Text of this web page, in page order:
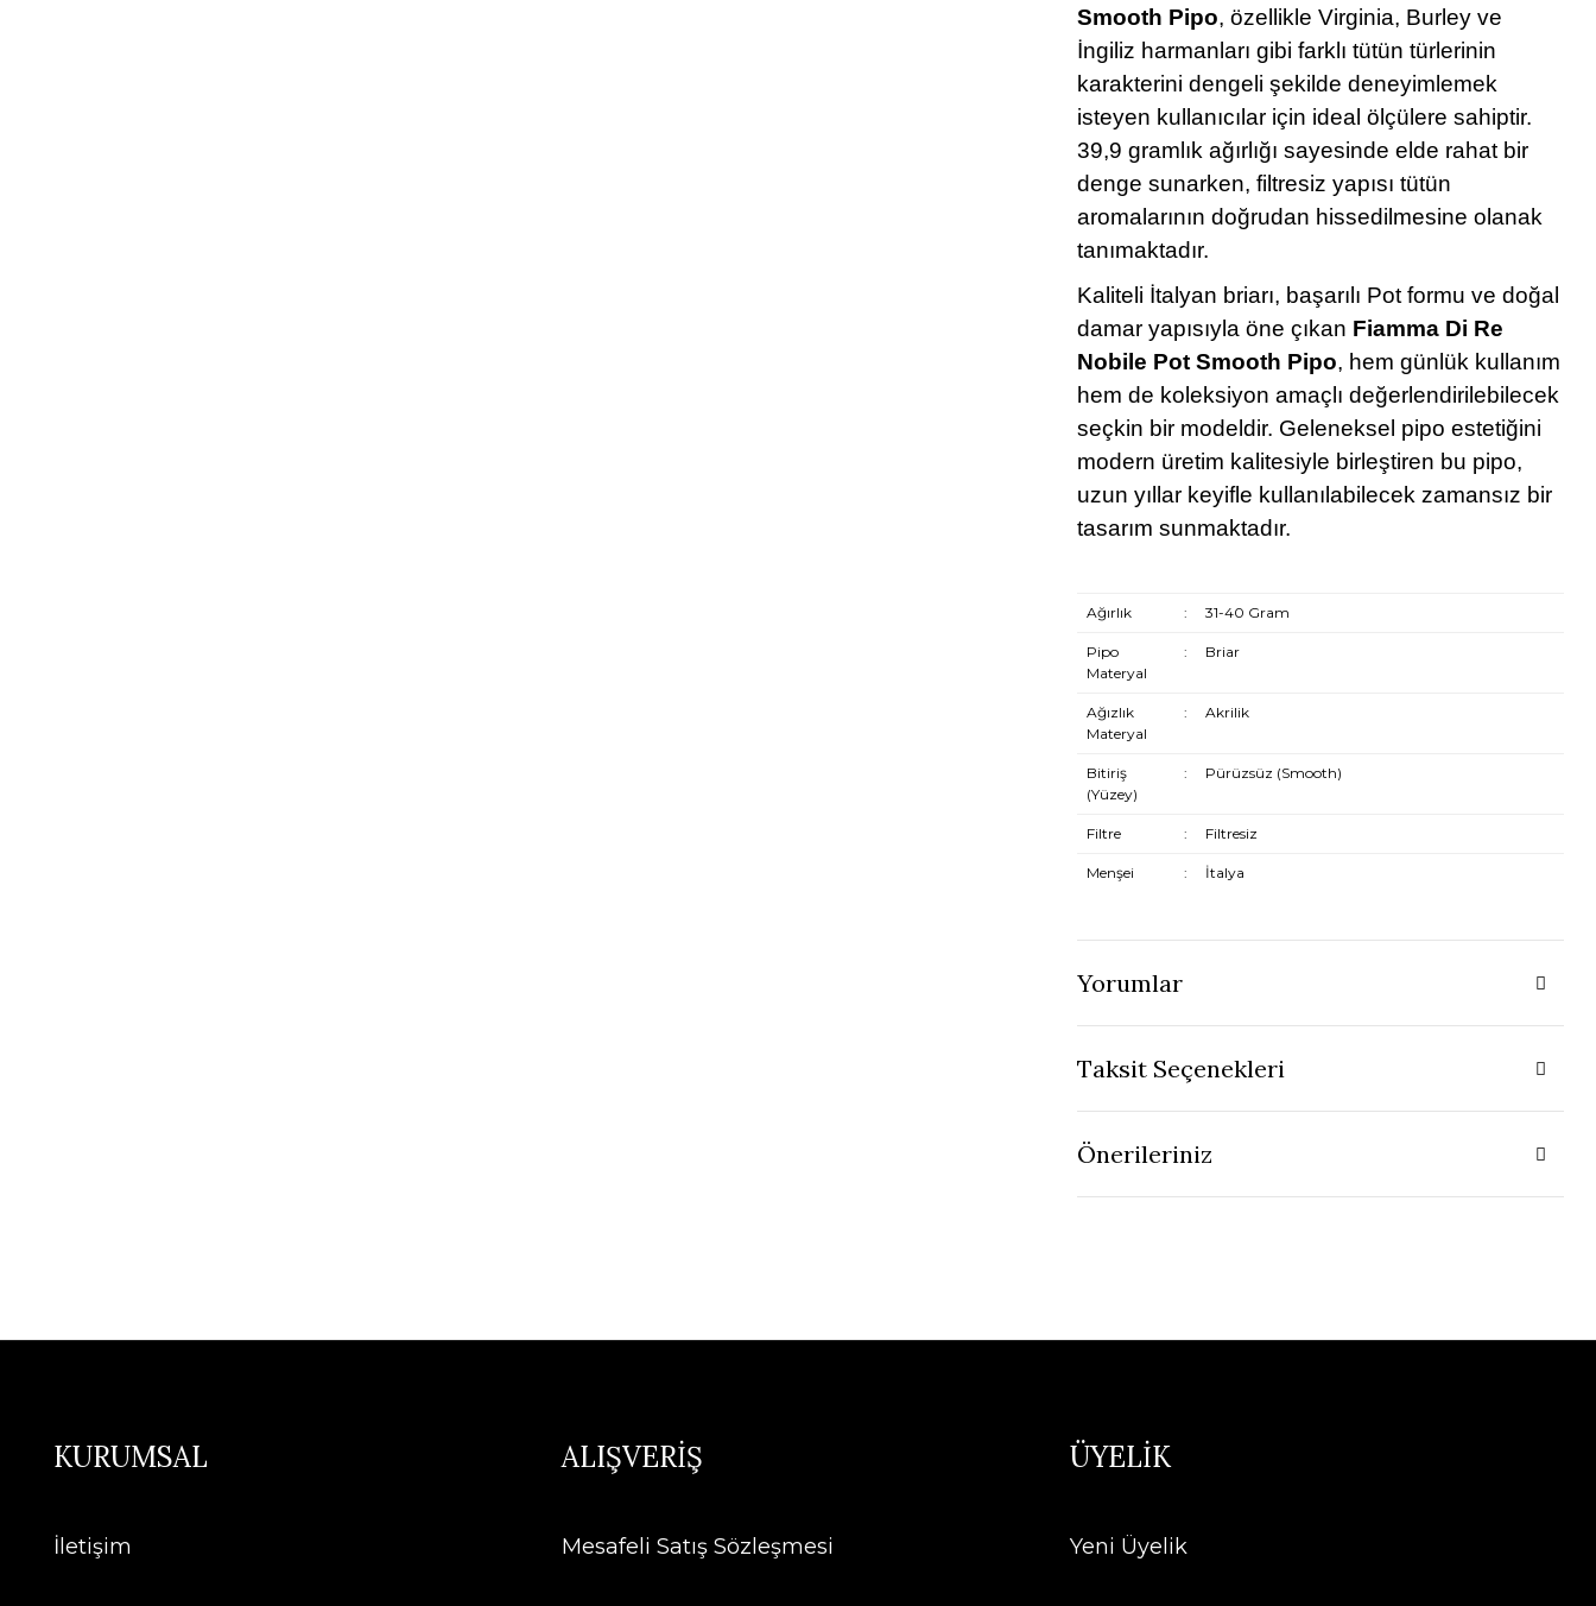
Smooth Pipo, özellikle Virginia, Burley ve
İngiliz harmanları gibi farklı tütün türlerinin
karakterini dengeli şekilde deneyimlemek
isteyen kullanıcılar için ideal ölçülere sahiptir.
39,9 gramlık ağırlığı sayesinde elde rahat bir
denge sunarken, filtresiz yapısı tütün
aromalarının doğrudan hissedilmesine olanak
tanımaktadır.
Kaliteli İtalyan briarı, başarılı Pot formu ve doğal
damar yapısıyla öne çıkan Fiamma Di Re
Nobile Pot Smooth Pipo, hem günlük kullanım
hem de koleksiyon amaçlı değerlendirilebilecek
seçkin bir modeldir. Geleneksel pipo estetiğini
modern üretim kalitesiyle birleştiren bu pipo,
uzun yıllar keyifle kullanılabilecek zamansız bir
tasarım sunmaktadır.
Ağırlık : 31-40 Gram
Pipo
Materyal
: Briar
Ağızlık
Materyal
: Akrilik
Bitiriş
(Yüzey)
: Pürüzsüz (Smooth)
Filtre : Filtresiz
Menşei : İtalya
Yorumlar
Taksit Seçenekleri
Önerileriniz
KURUMSAL
İletişim
ALIŞVERİŞ
Mesafeli Satış Sözleşmesi
ÜYELİK
Yeni Üyelik